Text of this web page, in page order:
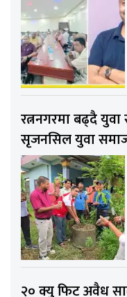
रत्ननगरमा बढ्दै
सृजनसिल युवा
२० क्यु फिट अवैध